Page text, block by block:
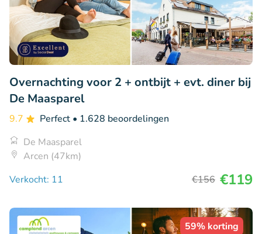
Overnachting voor 2 + ontbijt + evt. diner bij
De Maasparel
9.7 Perfect • 1.628 beoordelingen
De Maasparel
Arcen (47km)
Verkocht: 11
€156 €119
59% korting